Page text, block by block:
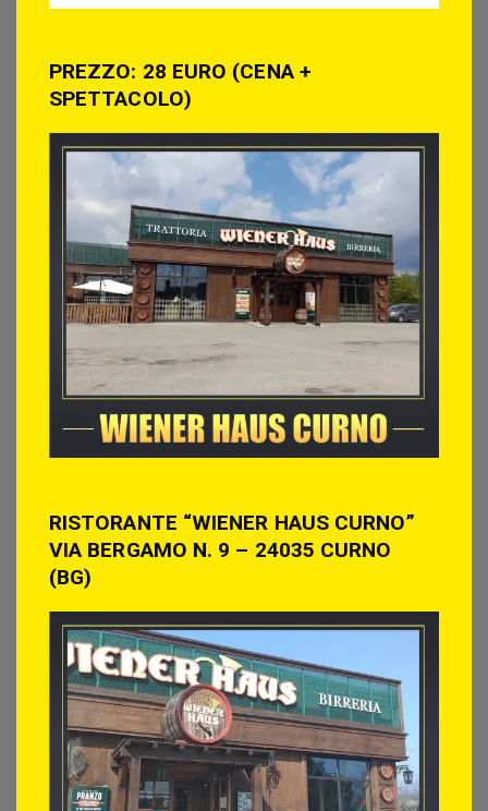
PREZZO: 28 EURO (CENA +
SPETTACOLO)
RISTORANTE “WIENER HAUS CURNO”
VIA BERGAMO N. 9 – 24035 CURNO
(BG)